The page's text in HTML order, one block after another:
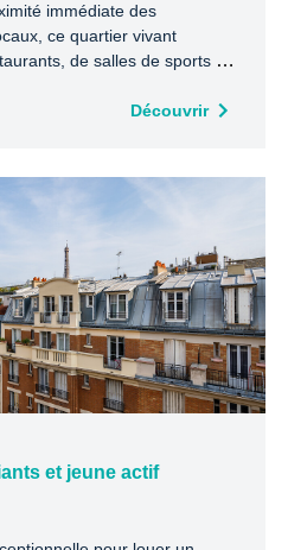
immédiate des
ce quartier vivant
de salles de sports et
Découvrir
et jeune actif